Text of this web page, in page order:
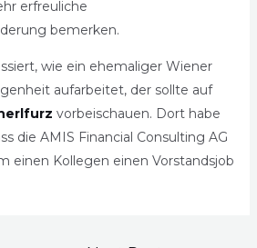
erfreuliche
bemerken.
wie ein ehemaliger Wiener
aufarbeitet, der sollte auf
vorbeischauen. Dort habe
die AMIS Financial Consulting AG
einen Kollegen einen Vorstandsjob